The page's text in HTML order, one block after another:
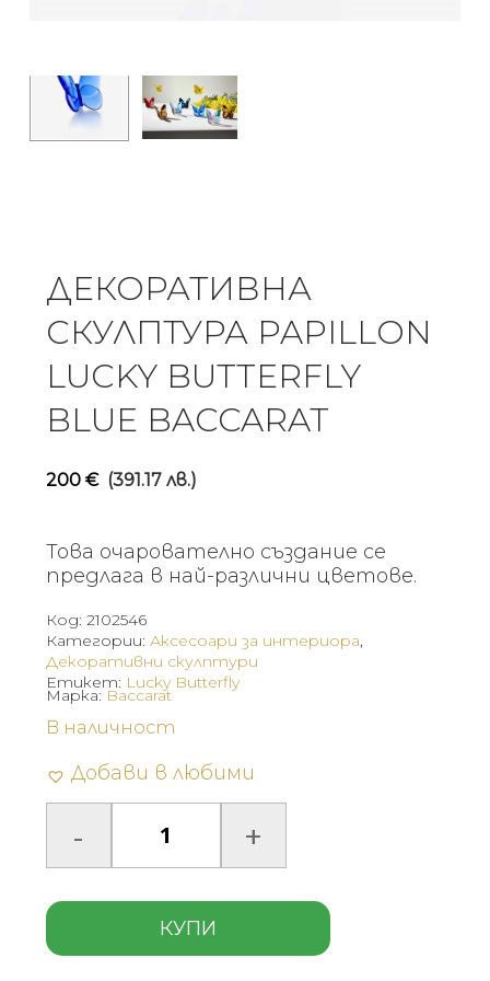
ДЕКОРАТИВНА
СКУЛПТУРА PAPILLON
LUCKY BUTTERFLY
BLUE BACCARAT
200 € (391.17 лв.)
Това очарователно създание се
предлага в най-различни цветове.
Код: 2102546
Категории: Аксесоари за интериора,
Декоративни скулптури
Етикет: Lucky Butterfly
В наличност
Добави в любими
КУПИ
Марка: Baccarat